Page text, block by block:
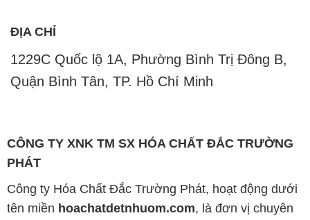
ĐỊA CHỈ
1229C Quốc lộ 1A, Phường Bình Trị Đông B,
Quận Bình Tân, TP. Hồ Chí Minh
CÔNG TY XNK TM SX HÓA CHẤT ĐẮC TRƯỜNG
PHÁT
Công ty Hóa Chất Đắc Trường Phát, hoạt động dưới
tên miền hoachatdetnhuom.com, là đơn vị chuyên